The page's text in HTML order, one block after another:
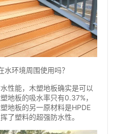
水环境周围使用吗？
性能，木塑地板确实是可以
地板的吸水率只有0.37%，
地板的另一原材料是HPDE
了塑料的超强防水性。